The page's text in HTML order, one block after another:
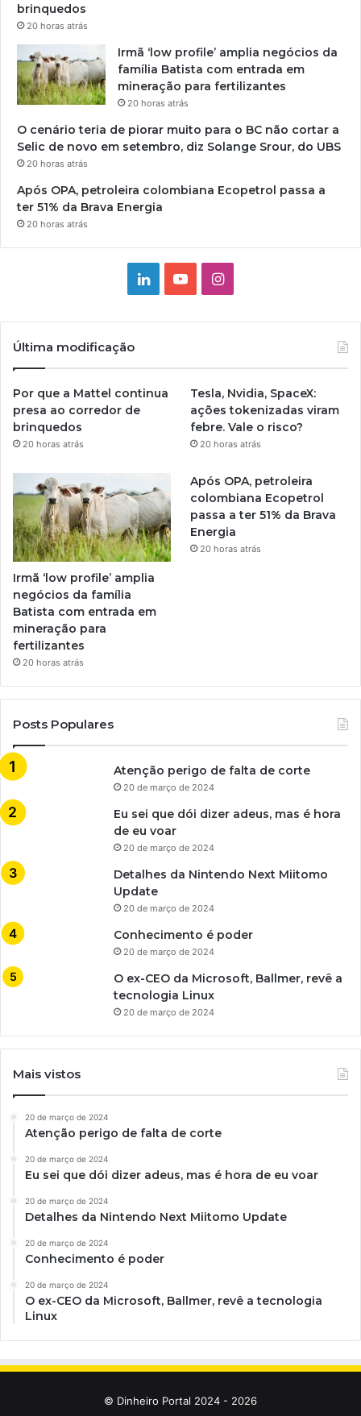
brinquedos
20 horas atrás
Irmã ‘low profile’ amplia negócios da
família Batista com entrada em
mineração para fertilizantes
20 horas atrás
O cenário teria de piorar muito para o BC não cortar a
Selic de novo em setembro, diz Solange Srour, do UBS
20 horas atrás
Após OPA, petroleira colombiana Ecopetrol passa a
ter 51% da Brava Energia
20 horas atrás
LinkedinYouTubeInstagram
Última modificação
Por que a Mattel continua
presa ao corredor de
brinquedos
20 horas atrás
Tesla, Nvidia, SpaceX:
ações tokenizadas viram
febre. Vale o risco?
20 horas atrás
Irmã ‘low profile’ amplia
negócios da família
Batista com entrada em
mineração para
fertilizantes
20 horas atrás
Após OPA, petroleira
colombiana Ecopetrol
passa a ter 51% da Brava
Energia
20 horas atrás
Posts Populares
Atenção perigo de falta de corte
20 de março de 2024
Eu sei que dói dizer adeus, mas é hora
de eu voar
20 de março de 2024
Detalhes da Nintendo Next Miitomo
Update
20 de março de 2024
Conhecimento é poder
20 de março de 2024
O ex-CEO da Microsoft, Ballmer, revê a
tecnologia Linux
20 de março de 2024
Mais vistos
20 de março de 2024
Atenção perigo de falta de corte
20 de março de 2024
Eu sei que dói dizer adeus, mas é hora de eu voar
20 de março de 2024
Detalhes da Nintendo Next Miitomo Update
20 de março de 2024
Conhecimento é poder
20 de março de 2024
O ex-CEO da Microsoft, Ballmer, revê a tecnologia
Linux
© Dinheiro Portal 2024 - 2026